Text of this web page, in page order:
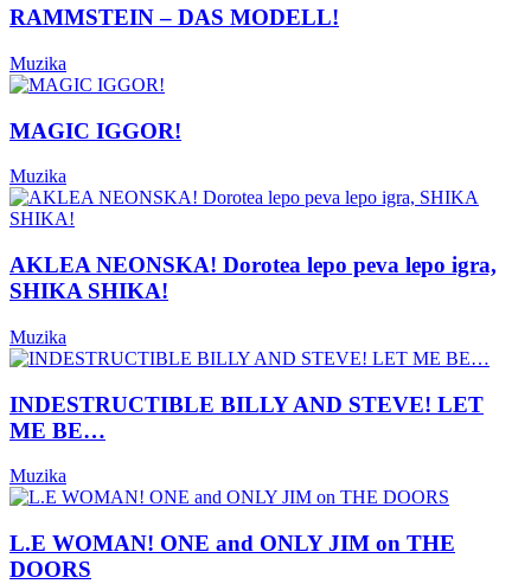
RAMMSTEIN – DAS MODELL!
Muzika
MAGIC IGGOR!
Muzika
AKLEA NEONSKA! Dorotea lepo peva lepo igra,
SHIKA SHIKA!
Muzika
INDESTRUCTIBLE BILLY AND STEVE! LET
ME BE…
Muzika
L.E WOMAN! ONE and ONLY JIM on THE
DOORS